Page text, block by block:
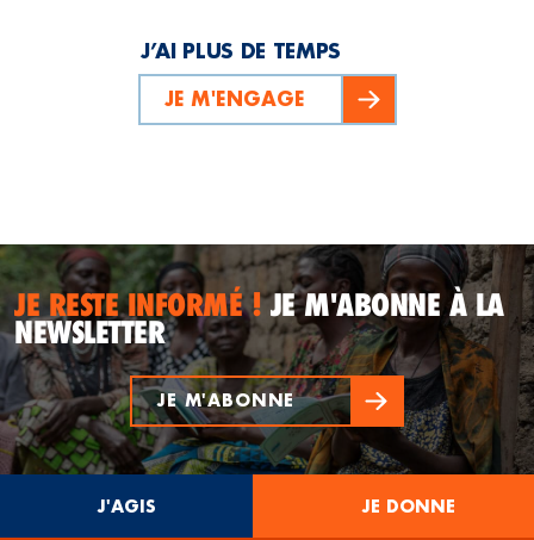
J’AI PLUS DE TEMPS
JE M'ENGAGE
JE RESTE INFORMÉ !JE M'ABONNE À LA
NEWSLETTER
JE M'ABONNE
J'AGIS JE DONNE